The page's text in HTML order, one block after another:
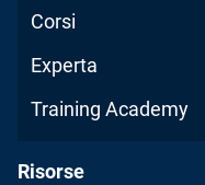
Corsi
Experta
Training Academy
Risorse